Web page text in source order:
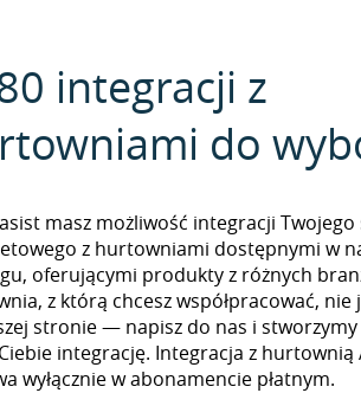
integracji z
do
masz możliwość integracji Twojego
z hurtowniami dostępnymi w
oferującymi produkty z różnych
z którą chcesz współpracować,
stronie — napisz do nas i
integrację. Integracja z hurtownią
wyłącznie w abonamencie płatnym.